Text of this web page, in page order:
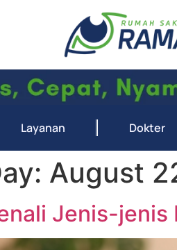
Layanan Dokter
August
Jenis-jenis